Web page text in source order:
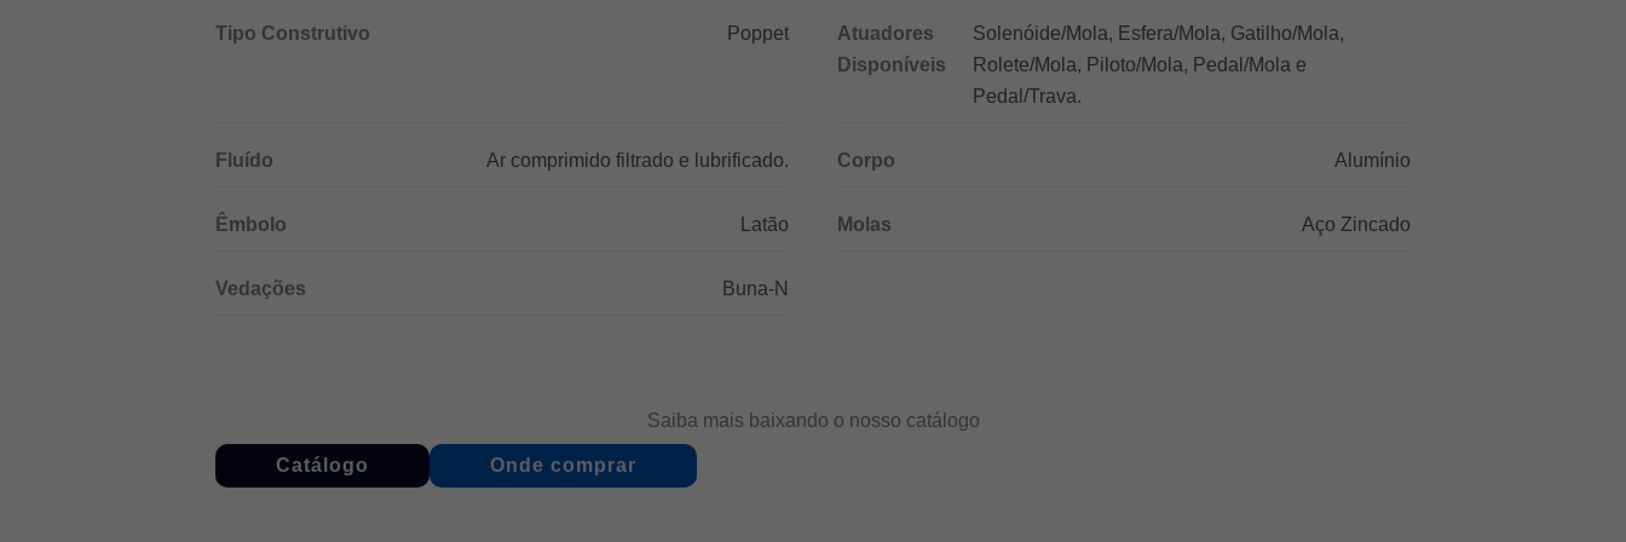
Tipo Construtivo Poppet
Atuadores
Disponíveis
Solenóide/Mola, Esfera/Mola, Gatilho/Mola,
Rolete/Mola, Piloto/Mola, Pedal/Mola e
Pedal/Trava.
Fluído Ar comprimido filtrado e lubrificado. Corpo Alumínio
Êmbolo Latão Molas Aço Zincado
Vedações Buna-N
Saiba mais baixando o nosso catálogo
Catálogo Onde comprar